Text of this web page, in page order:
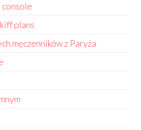
plans
męczenników z Paryża